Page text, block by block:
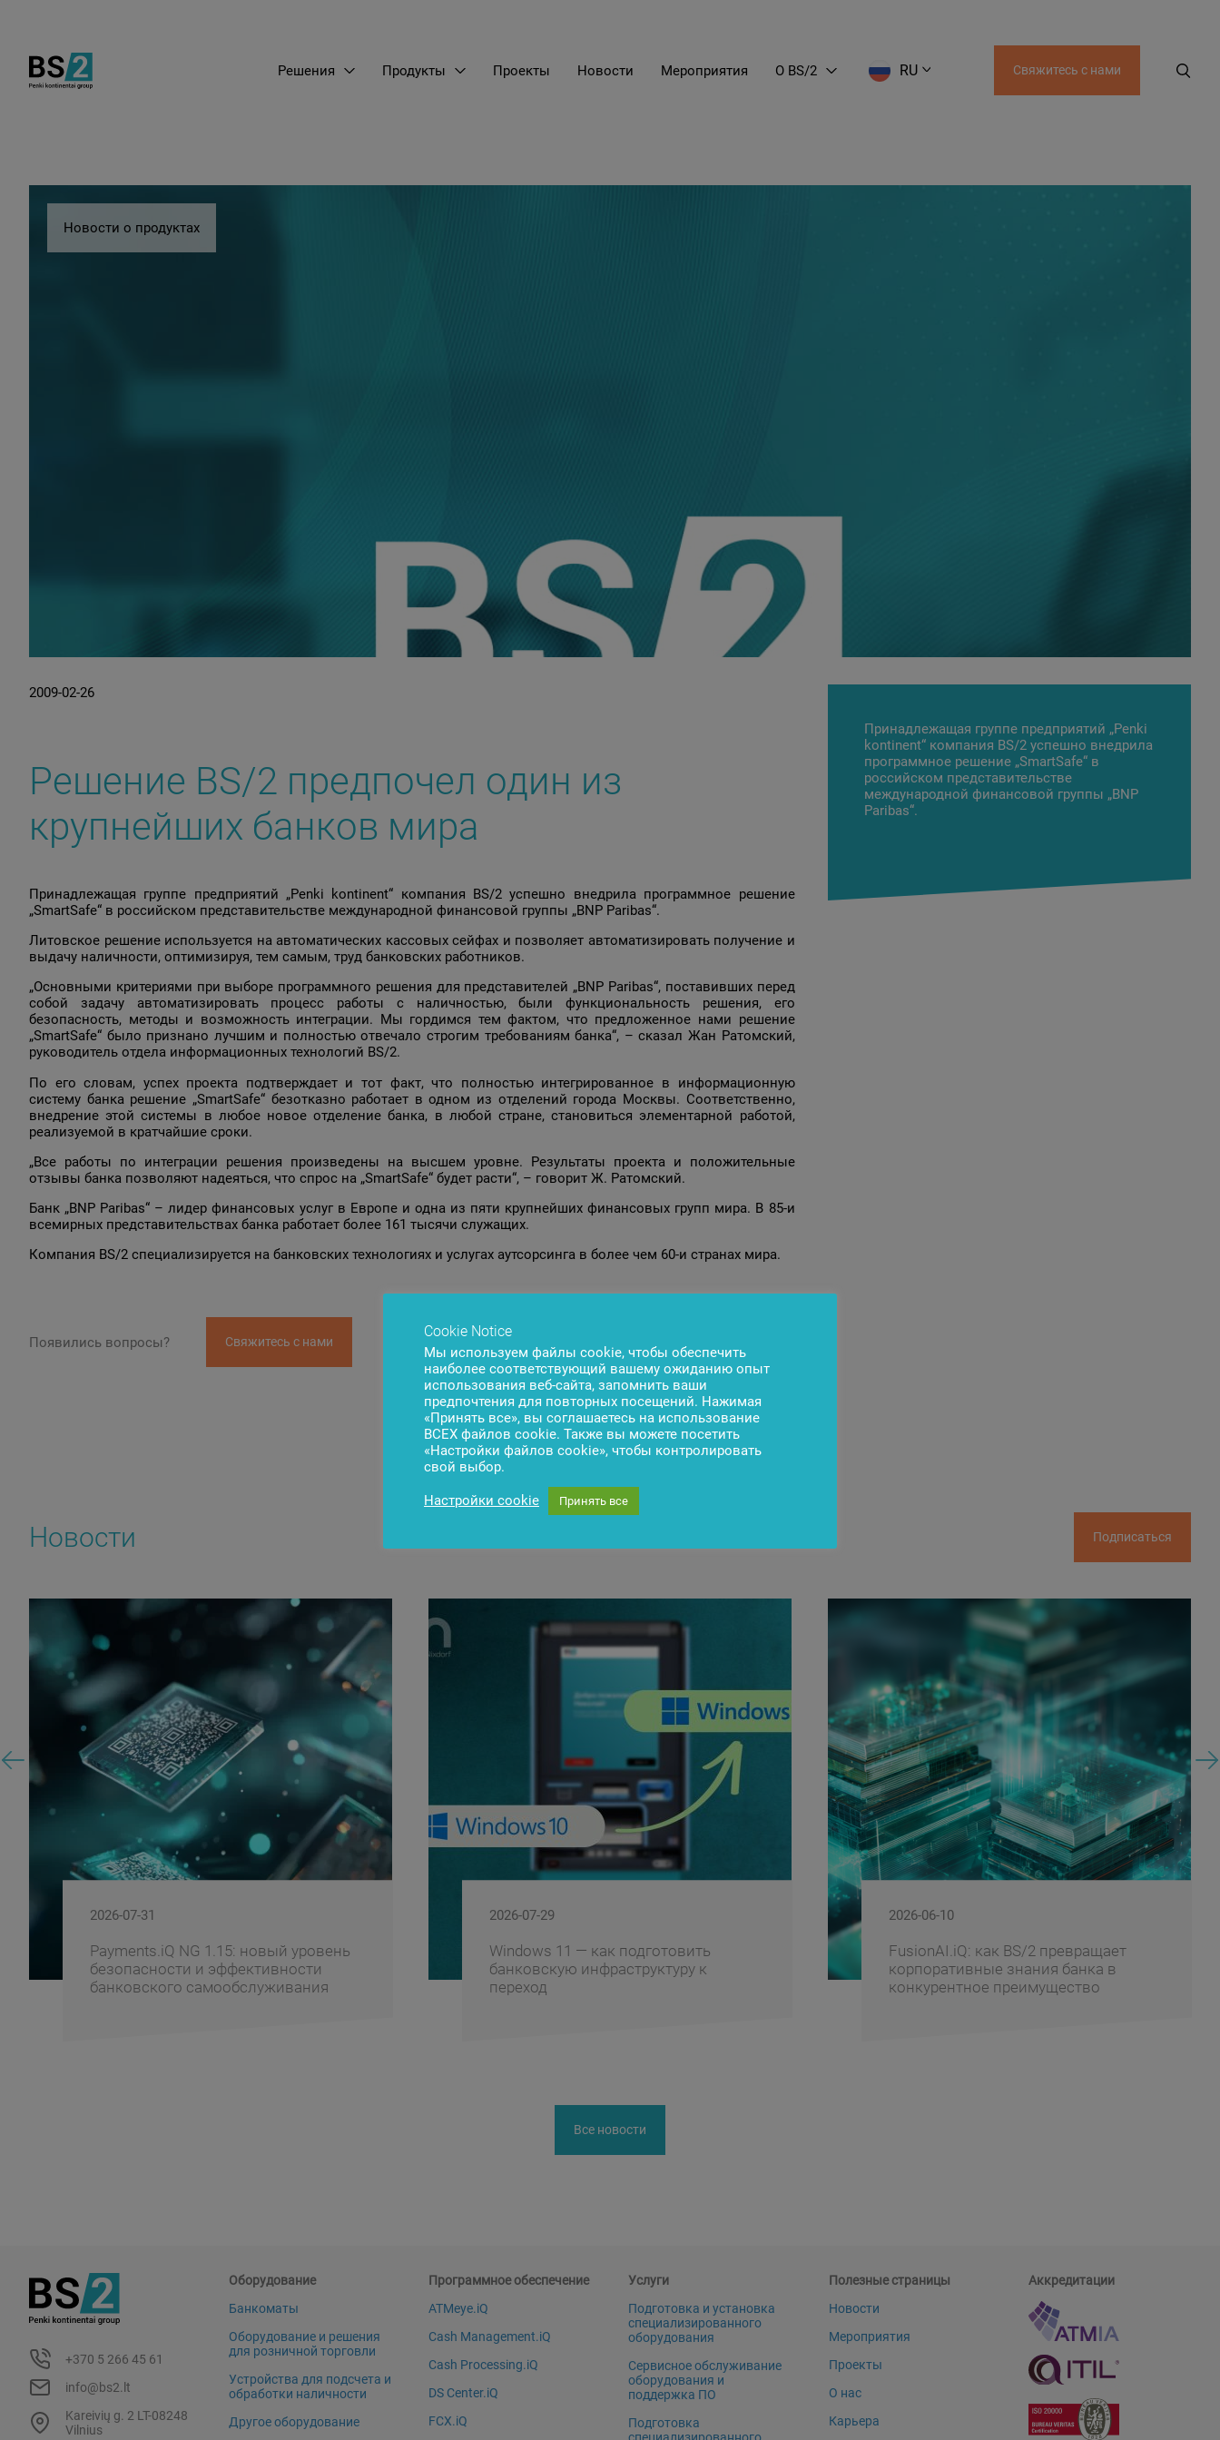
Решения Продукты Проекты Новости Мероприятия О BS/2 RU Свяжитесь с нами
Новости о продуктах
2009-02-26
Решение BS/2 предпочел один из
крупнейших банков мира
Принадлежащая группе предприятий „Penki kontinent“ компания BS/2 успешно внедрила программное решение
„SmartSafe“ в российском представительстве международной финансовой группы „BNP Paribas“.
Литовское решение используется на автоматических кассовых сейфах и позволяет автоматизировать получение и
выдачу наличности, оптимизируя, тем самым, труд банковских работников.
„Основными критериями при выборе программного решения для представителей „BNP Paribas“, поставивших перед
собой задачу автоматизировать процесс работы с наличностью, были функциональность решения, его
безопасность, методы и возможность интеграции. Мы гордимся тем фактом, что предложенное нами решение
„SmartSafe“ было признано лучшим и полностью отвечало строгим требованиям банка“, – сказал Жан Ратомский,
руководитель отдела информационных технологий BS/2.
По его словам, успех проекта подтверждает и тот факт, что полностью интегрированное в информационную
систему банка решение „SmartSafe“ безотказно работает в одном из отделений города Москвы. Соответственно,
внедрение этой системы в любое новое отделение банка, в любой стране, становиться элементарной работой,
реализуемой в кратчайшие сроки.
„Все работы по интеграции решения произведены на высшем уровне. Результаты проекта и положительные
отзывы банка позволяют надеяться, что спрос на „SmartSafe“ будет расти“, – говорит Ж. Ратомский.
Банк „BNP Paribas“ – лидер финансовых услуг в Европе и одна из пяти крупнейших финансовых групп мира. В 85-и
всемирных представительствах банка работает более 161 тысячи служащих.
Компания BS/2 специализируется на банковских технологиях и услугах аутсорсинга в более чем 60-и странах мира.
Появились вопросы? Свяжитесь с нами
Принадлежащая группе предприятий „Penki
kontinent“ компания BS/2 успешно внедрила
программное решение „SmartSafe“ в
российском представительстве
международной финансовой группы „BNP
Paribas“.
Новости Подписаться
2026-07-31
Payments.iQ NG 1.15: новый уровень
безопасности и эффективности
банковского самообслуживания
2026-07-29
Windows 11 — как подготовить
банковскую инфраструктуру к
переход
2026-06-10
FusionAI.iQ: как BS/2 превращает
корпоративные знания банка в
конкурентное преимущество
Все новости
+370 5 266 45 61
info@bs2.lt
Kareivių g. 2 LT-08248
Vilnius
Оборудование
Банкоматы
Оборудование и решения
для розничной торговли
Устройства для подсчета и
обработки наличности
Другое оборудование
Программное обеспечение
ATMeye.iQ
Cash Management.iQ
Cash Processing.iQ
DS Center.iQ
FCX.iQ
Услуги
Подготовка и установка
специализированного
оборудования
Сервисное обслуживание
оборудования и
поддержка ПО
Подготовка
Полезные страницы
Новости
Мероприятия
Проекты
О нас
Карьера
Аккредитации
Cookie Notice
Мы используем файлы cookie, чтобы обеспечить
наиболее соответствующий вашему ожиданию опыт
использования веб-сайта, запомнить ваши
предпочтения для повторных посещений. Нажимая
«Принять все», вы соглашаетесь на использование
ВСЕХ файлов cookie. Также вы можете посетить
«Настройки файлов cookie», чтобы контролировать
свой выбор.
Настройки cookie Принять все